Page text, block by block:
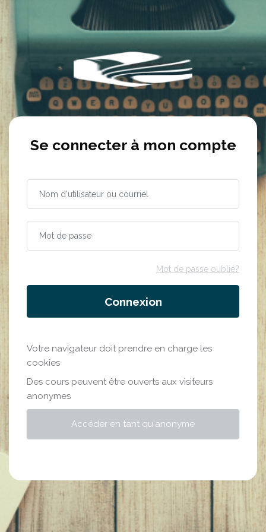
Passer au contenu principal
Se connecter à mon compte
Mot de passe oublié?
Connexion
Votre navigateur doit prendre en charge les
cookies
Des cours peuvent être ouverts aux visiteurs
anonymes
Accéder en tant qu'anonyme